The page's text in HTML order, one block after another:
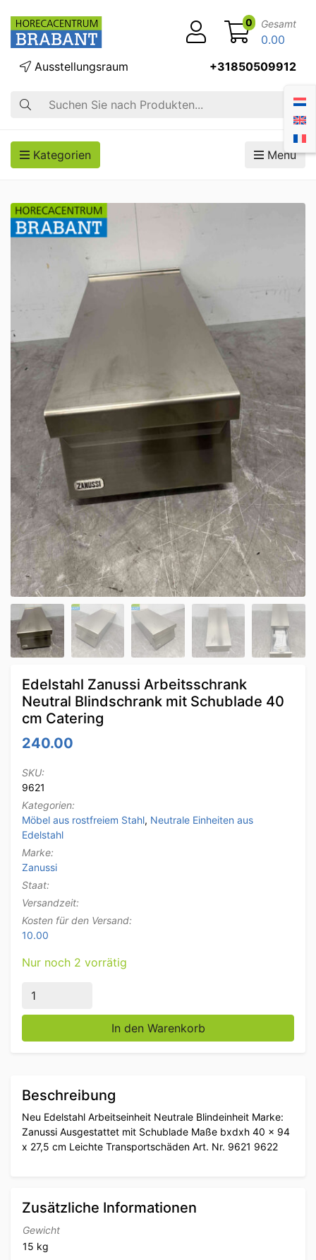
Suche
Ausstellungsraum +31850509912
0 Gesamt
0.00
Kategorien Menü
Edelstahl Zanussi Arbeitsschrank
Neutral Blindschrank mit Schublade 40
cm Catering
240.00
SKU:
9621
Kategorien:
Möbel aus rostfreiem Stahl, Neutrale Einheiten aus
Edelstahl
Marke:
Zanussi
Staat:
Versandzeit:
Kosten für den Versand:
10.00
Nur noch 2 vorrätig
Edelstahl Zanussi Arbeitsschrank Neutral
In den Warenkorb
Beschreibung
Neu Edelstahl Arbeitseinheit Neutrale Blindeinheit Marke:
Zanussi Ausgestattet mit Schublade Maße bxdxh 40 x 94
x 27,5 cm Leichte Transportschäden Art. Nr. 9621 9622
Zusätzliche Informationen
Gewicht
15 kg